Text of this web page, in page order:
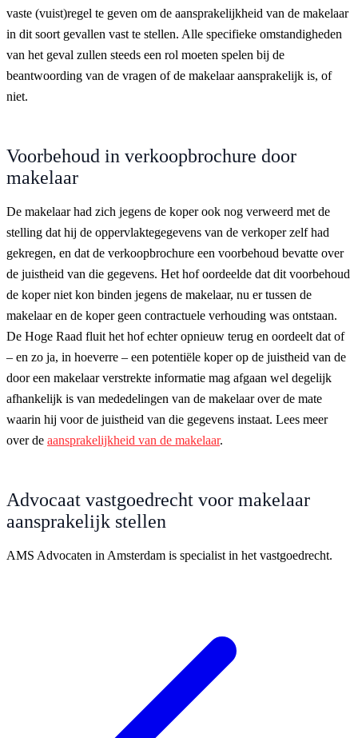
vaste (vuist)regel te geven om de aansprakelijkheid van de makelaar
in dit soort gevallen vast te stellen. Alle specifieke omstandigheden
van het geval zullen steeds een rol moeten spelen bij de
beantwoording van de vragen of de makelaar aansprakelijk is, of
niet.
Voorbehoud in verkoopbrochure door
makelaar
De makelaar had zich jegens de koper ook nog verweerd met de
stelling dat hij de oppervlaktegegevens van de verkoper zelf had
gekregen, en dat de verkoopbrochure een voorbehoud bevatte over
de juistheid van die gegevens. Het hof oordeelde dat dit voorbehoud
de koper niet kon binden jegens de makelaar, nu er tussen de
makelaar en de koper geen contractuele verhouding was ontstaan.
De Hoge Raad fluit het hof echter opnieuw terug en oordeelt dat of
– en zo ja, in hoeverre – een potentiële koper op de juistheid van de
door een makelaar verstrekte informatie mag afgaan wel degelijk
afhankelijk is van mededelingen van de makelaar over de mate
waarin hij voor de juistheid van die gegevens instaat. Lees meer
over de aansprakelijkheid van de makelaar.
Advocaat vastgoedrecht voor makelaar
aansprakelijk stellen
AMS Advocaten in Amsterdam is specialist in het vastgoedrecht.